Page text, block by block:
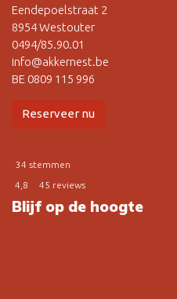
Eendepoelstraat 2
8954 Westouter
0494/85.90.01
info@akkernest.be
BE 0809 115 996
Reserveer nu
34 stemmen
4,8
45 reviews
Blijf op de hoogte